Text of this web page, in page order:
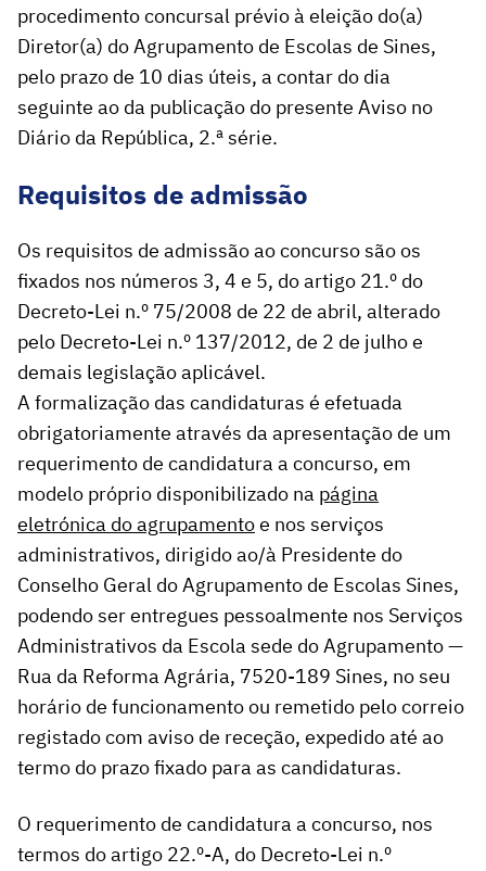
procedimento concursal prévio à eleição do(a)
Diretor(a) do Agrupamento de Escolas de Sines,
pelo prazo de 10 dias úteis, a contar do dia
seguinte ao da publicação do presente Aviso no
Diário da República, 2.ª série.
Requisitos de admissão
Os requisitos de admissão ao concurso são os
fixados nos números 3, 4 e 5, do artigo 21.º do
Decreto-Lei n.º 75/2008 de 22 de abril, alterado
pelo Decreto-Lei n.º 137/2012, de 2 de julho e
demais legislação aplicável.
A formalização das candidaturas é efetuada
obrigatoriamente através da apresentação de um
requerimento de candidatura a concurso, em
modelo próprio disponibilizado na página
eletrónica do agrupamentoe nos serviços
administrativos, dirigido ao/à Presidente do
Conselho Geral do Agrupamento de Escolas Sines,
podendo ser entregues pessoalmente nos Serviços
Administrativos da Escola sede do Agrupamento —
Rua da Reforma Agrária, 7520-189 Sines, no seu
horário de funcionamento ou remetido pelo correio
registado com aviso de receção, expedido até ao
termo do prazo fixado para as candidaturas.
O requerimento de candidatura a concurso, nos
termos do artigo 22.º-A, do Decreto-Lei n.º